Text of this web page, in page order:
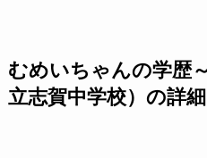
むめいちゃんの学歴
立志賀中学校）の詳細